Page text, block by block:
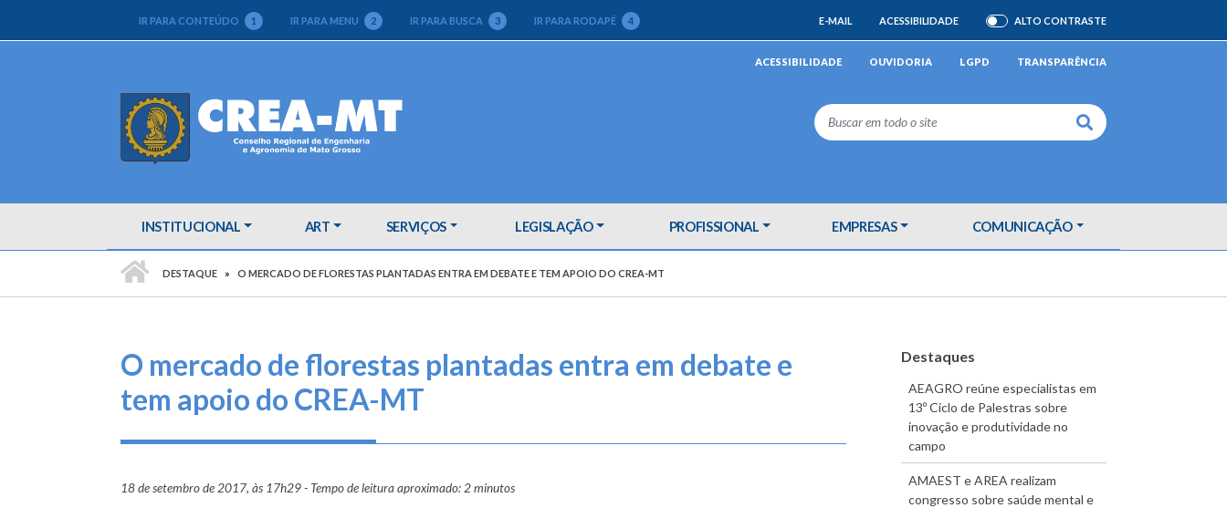
IR PARA CONTEÚDO 1 IR PARA MENU 2 IR PARA BUSCA 3 IR PARA RODAPÉ 4 E-MAIL ACESSIBILIDADE ATIVAR/DESATIVAR
ALTO CONTRASTE
ACESSIBILIDADE OUVIDORIA LGPD TRANSPARÊNCIA
Buscar
INSTITUCIONAL ART SERVIÇOS LEGISLAÇÃO PROFISSIONAL EMPRESAS COMUNICAÇÃO
DESTAQUE O MERCADO DE FLORESTAS PLANTADAS ENTRA EM DEBATE E TEM APOIO DO CREA-MT
O mercado de florestas plantadas entra em debate e
tem apoio do CREA-MT
18 de setembro de 2017, às 17h29 - Tempo de leitura aproximado: 2 minutos
Destaques
AEAGRO reúne especialistas em
13º Ciclo de Palestras sobre
inovação e produtividade no
campo
AMAEST e AREA realizam
congresso sobre saúde mental e